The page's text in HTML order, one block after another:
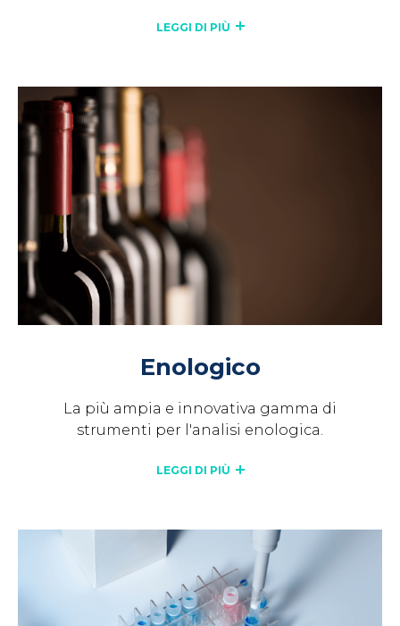
LEGGI DI PIÙ
Enologico
La più ampia e innovativa gamma di
strumenti per l'analisi enologica.
LEGGI DI PIÙ